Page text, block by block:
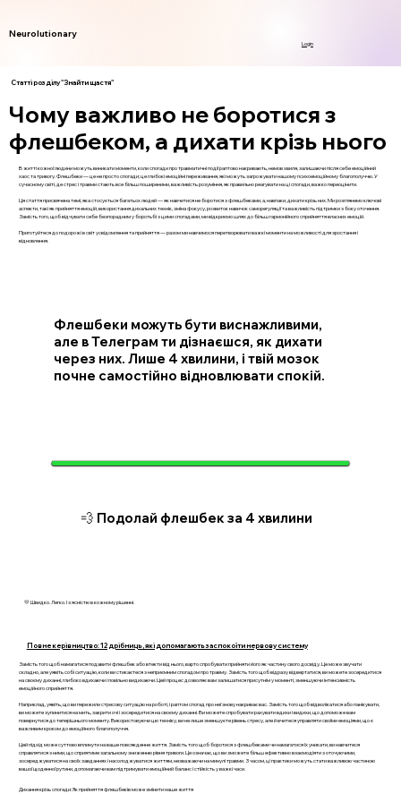
Neurolutionary
Login
Статті розділу "Знайти щастя"
Чому важливо не боротися з
флешбеком, а дихати крізь нього
В житті кожної людини можуть виникати моменти, коли спогади про травматичні події раптово накривають, немов хвиля, залишаючи після себе емоційний
хаос та тривогу. Флешбеки — це не просто спогади; це глибокі емоційні переживання, які можуть загрожувати нашому психоемоційному благополуччю. У
сучасному світі, де стрес і травми стають все більш поширеними, важливість розуміння, як правильно реагувати на ці спогади, важко переоцінити.
Ця стаття присвячена темі, яка стосується багатьох людей — як навчитися не боротися з флешбеками, а, навпаки, дихати крізь них. Ми розглянемо ключові
аспекти, такі як прийняття емоцій, використання дихальних технік, зміна фокусу, розвиток навичок саморегуляції та важливість підтримки з боку оточення.
Замість того, щоб відчувати себе безпорадним у боротьбі з цими спогадами, ми відкриємо шлях до більш гармонійного сприйняття власних емоцій.
Приготуйтеся до подорожі в світ усвідомлення та прийняття — разом ми навчимося перетворювати важкі моменти на можливості для зростання і
відновлення.
Флешбеки можуть бути виснажливими,
але в Телеграм ти дізнаєшся, як дихати
через них. Лише 4 хвилини, і твій мозок
почне самостійно відновлювати спокій.
💨 Подолай флешбек за 4 хвилини
💛 Швидко. Легко. І з ясністю в кожному рішенні.
Повне керівництво: 12 дрібниць, які допомагають заспокоїти нервову систему
Замість того щоб намагатися подавити флешбек або втекти від нього, варто спробувати прийняти його як частину свого досвіду. Це може звучати
складно, але уявіть собі ситуацію, коли ви стикаєтеся з неприємним спогадом про травму. Замість того щоб відразу відвертатися, ви можете зосередитися
на своєму диханні, глибоко вдихаючи і повільно видихаючи. Цей процес дозволяє вам залишатися присутнім у моменті, зменшуючи інтенсивність
емоційного сприйняття.
Наприклад, уявіть, що ви пережили стресову ситуацію на роботі, і раптом спогад про неї знову накриває вас. Замість того щоб відволікатися або панікувати,
ви можете зупинитися на мить, закрити очі і зосередитися на своєму диханні. Ви можете спробувати рахувати вдихи і видихи, що допоможе вам
повернутися до теперішнього моменту. Використовуючи цю техніку, ви не лише зменшуєте рівень стресу, але й вчитеся управляти своїми емоціями, що є
важливим кроком до емоційного благополуччя.
Цей підхід може суттєво вплинути на ваше повсякденне життя. Замість того щоб боротися з флешбеками чи намагатися їх уникати, ви навчитеся
справлятися з ними, що сприятиме загальному зниженню рівня тривоги. Це означає, що ви зможете більш ефективно взаємодіяти з оточуючими,
зосереджуватися на своїх завданнях і насолоджуватися життям, незважаючи на минулі травми. З часом, ці практики можуть стати важливою частиною
вашої щоденної рутини, допомагаючи вам підтримувати емоційний баланс і стійкість у важкі часи.
Дихання крізь спогади: Як прийняття флешбеків може змінити наше життя